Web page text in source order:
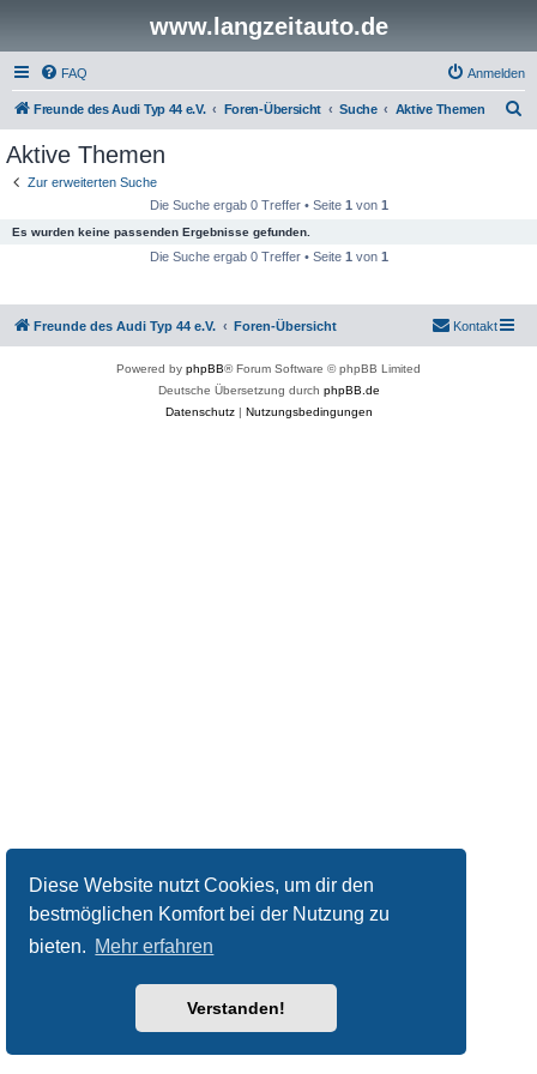
Diese Website nutzt Cookies, um dir den
bestmöglichen Komfort bei der Nutzung zu
bieten. Mehr erfahren
Verstanden!
www.langzeitauto.de
FAQ Anmelden
Freunde des Audi Typ 44 e.V. Foren-Übersicht Suche Aktive Themen
Aktive Themen
Zur erweiterten Suche
Die Suche ergab 0 Treffer • Seite 1 von 1
Es wurden keine passenden Ergebnisse gefunden.
Die Suche ergab 0 Treffer • Seite 1 von 1
Freunde des Audi Typ 44 e.V. Foren-Übersicht Kontakt
Powered by phpBB® Forum Software © phpBB Limited
Deutsche Übersetzung durch phpBB.de
Datenschutz| Nutzungsbedingungen